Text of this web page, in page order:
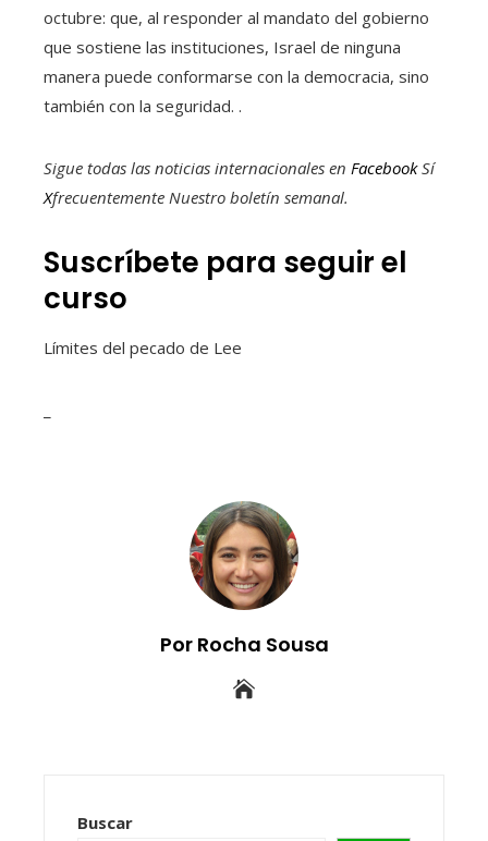
octubre: que, al responder al mandato del gobierno
que sostiene las instituciones, Israel de ninguna
manera puede conformarse con la democracia, sino
también con la seguridad. .
Sigue todas las noticias internacionales en FacebookSí
Xfrecuentemente Nuestro boletín semanal.
Suscríbete para seguir el
curso
Límites del pecado de Lee
Por Rocha Sousa
Buscar